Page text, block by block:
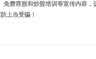
免费荐股和炒股培训等宣传内容
上当受骗！